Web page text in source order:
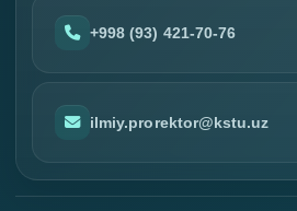
+998 (93) 421-70-76
ilmiy.prorektor@kstu.uz